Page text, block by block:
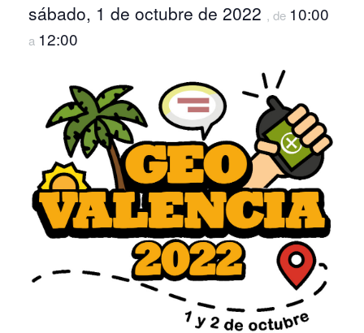
sábado, 1 de octubre de 2022 , de 10:00
a 12:00